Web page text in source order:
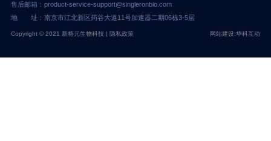
售后邮箱：product-service-support@singleronbio.com
地 址：南京市江北新区药谷大道11号加速器二期06栋3-5层
Copyright © 2021 新格元生物科技 | 隐私政策 网站建设:华科互动